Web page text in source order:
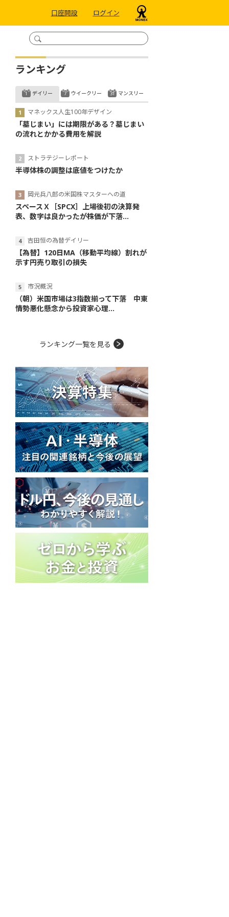
口座開設 ログイン
ランキング
デイリー
マネックス人生100年デザイン
「墓じまい」には期限がある？墓じまい
の流れとかかる費用を解説
ストラテジーレポート
半導体株の調整は底値をつけたか
岡元兵八郎の米国株マスターへの道
スペースＸ［SPCX］上場後初の決算発
表、数字は良かったが株価が下落...
吉田恒の為替デイリー
【為替】120日MA（移動平均線）割れが
示す円売り取引の損失
市況概況
（朝）米国市場は3指数揃って下落 中東
情勢悪化懸念から投資家心理...
ウイークリー マンスリー
ランキング一覧を見る